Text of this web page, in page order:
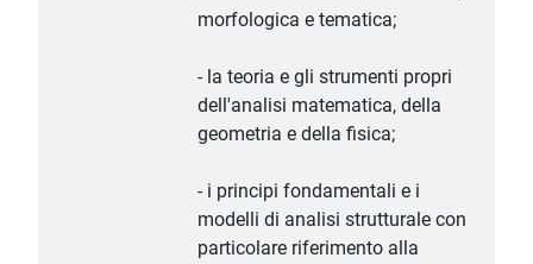
morfologica e tematica;
- la teoria e gli strumenti propri
dell'analisi matematica, della
geometria e della fisica;
- i principi fondamentali e i
modelli di analisi strutturale con
particolare riferimento alla